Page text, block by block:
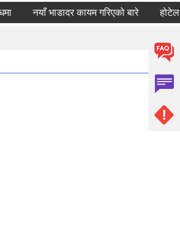
नयाँ भाडादर कायम गरिएको बारे होटेल